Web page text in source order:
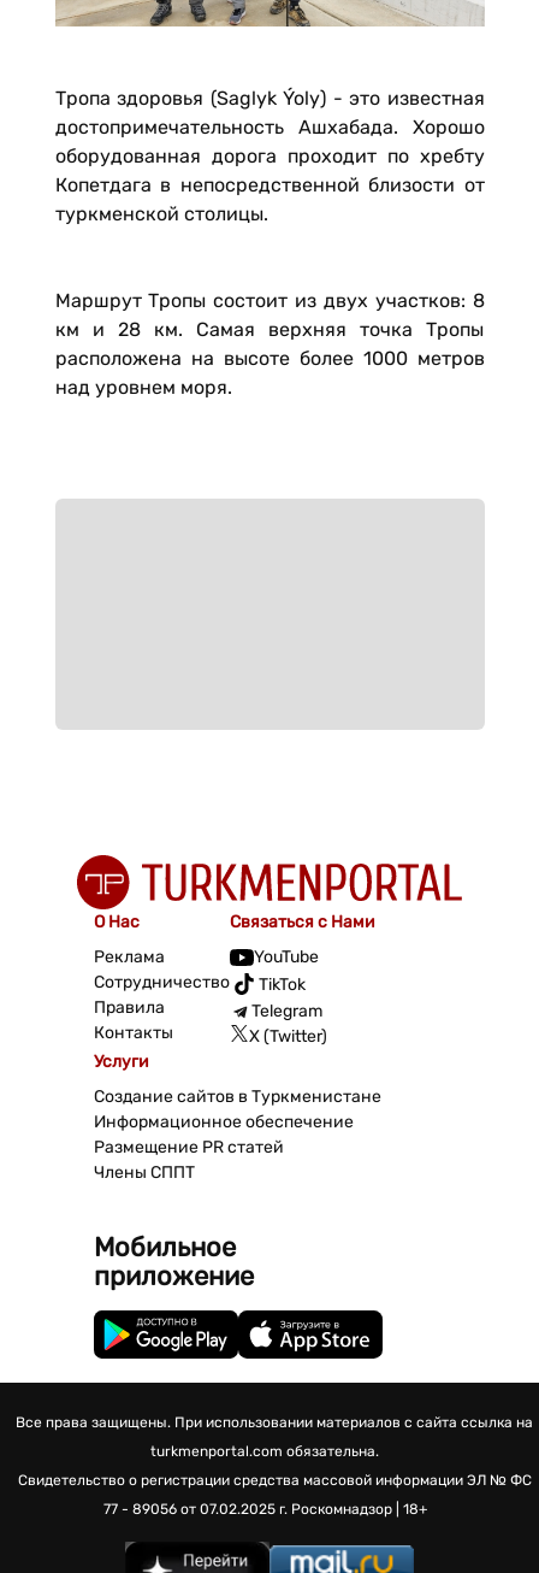
Тропа здоровья (Saglyk Ýoly) - это известная
достопримечательность Ашхабада. Хорошо
оборудованная дорога проходит по хребту
Копетдага в непосредственной близости от
туркменской столицы.
Маршрут Тропы состоит из двух участков: 8
км и 28 км. Самая верхняя точка Тропы
расположена на высоте более 1000 метров
над уровнем моря.
О Нас
Реклама
Сотрудничество
Правила
Контакты
Связаться с Нами
YouTube
TikTok
Telegram
X (Twitter)
Услуги
Создание сайтов в Туркменистане
Информационное обеспечение
Размещение PR статей
Члены СППТ
Мобильное
приложение
Все права защищены. При использовании материалов с сайта ссылка на
turkmenportal.com обязательна.
Свидетельство о регистрации средства массовой информации ЭЛ № ФС
77 - 89056 от 07.02.2025 г. Роскомнадзор | 18+